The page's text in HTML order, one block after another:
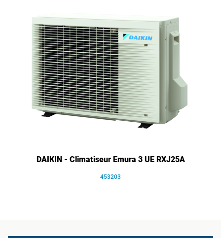
DAIKIN - Climatiseur Emura 3 UE RXJ25A
453203